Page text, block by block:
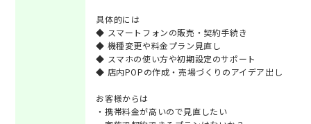
具体的には
◆ スマートフォンの販売・契約手続き
◆ 機種変更や料金プラン見直し
◆ スマホの使い方や初期設定のサポート
◆ 店内POPの作成・売場づくりのアイデア出し
お客様からは
・携帯料金が高いので見直したい